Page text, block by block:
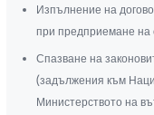
Изпълнение на
при предприемане на
Спазване на
(задължения към
Министерството на